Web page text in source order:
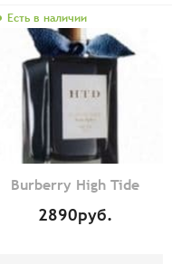
Есть в наличии
Burberry High Tide
2890руб.